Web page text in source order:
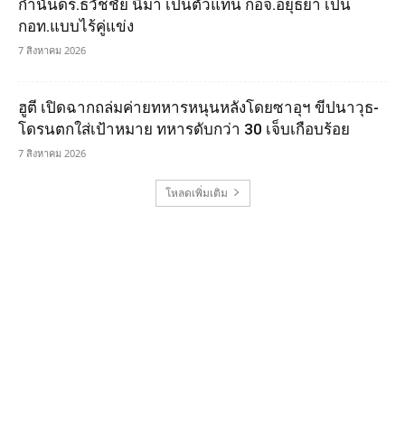
กำนันดร.ธวัชชัย นิมา เป็นตัวแทน กอจ.อยุธยา เป็น
กอท.แบบไร้คู่แข่ง
7 สิงหาคม 2026
ฮูตี เปิดฉากถล่มค่ายทหารหนุนหลังโดยซาอุฯ ขีปนาวุธ-
โดรนตกใส่เป้าหมาย ทหารดับกว่า 30 เจ็บเกือบร้อย
7 สิงหาคม 2026
โหลดเพิ่มเติม